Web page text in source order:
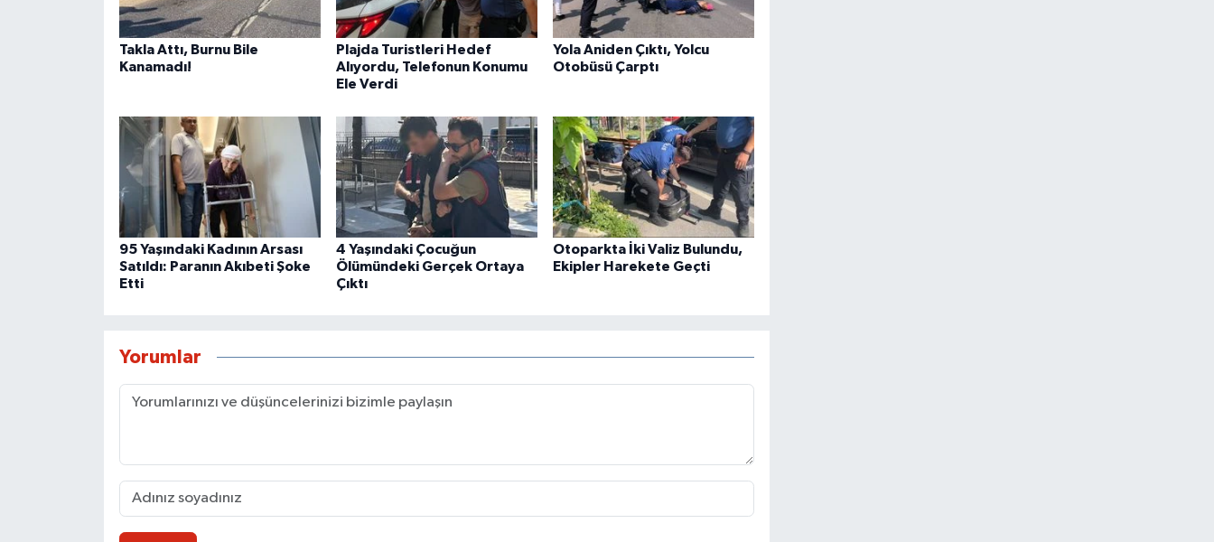
Takla Attı, Burnu Bile
Kanamadı!
Plajda Turistleri Hedef
Alıyordu, Telefonun Konumu
Ele Verdi
Yola Aniden Çıktı, Yolcu
Otobüsü Çarptı
95 Yaşındaki Kadının Arsası
Satıldı: Paranın Akıbeti Şoke
Etti
4 Yaşındaki Çocuğun
Ölümündeki Gerçek Ortaya
Çıktı
Otoparkta İki Valiz Bulundu,
Ekipler Harekete Geçti
Yorumlar